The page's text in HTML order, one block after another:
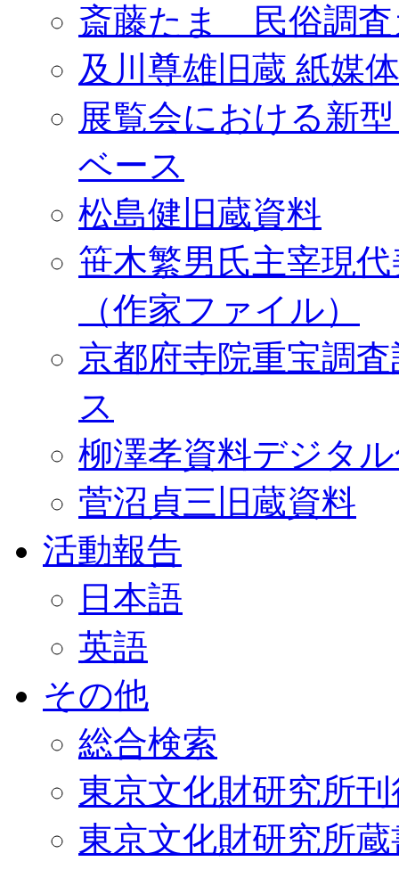
斎藤たま 民俗調査
及川尊雄旧蔵 紙媒
展覧会における新
ベース
松島健旧蔵資料
笹木繁男氏主宰現
（作家ファイル）
京都府寺院重宝調
ス
柳澤孝資料デジタ
菅沼貞三旧蔵資料
活動報告
日本語
英語
その他
総合検索
東京文化財研究所
東京文化財研究所